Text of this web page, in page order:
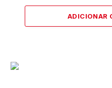
ADICIONAR